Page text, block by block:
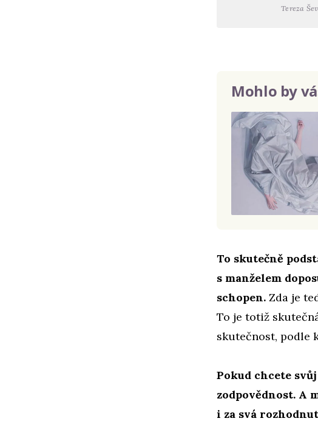
Tereza
Mohlo by
To skutečně
s manželem
schopen. Zda je
To je totiž
skutečnost, podle
Pokud chcete
zodpovědnost. A
i za svá